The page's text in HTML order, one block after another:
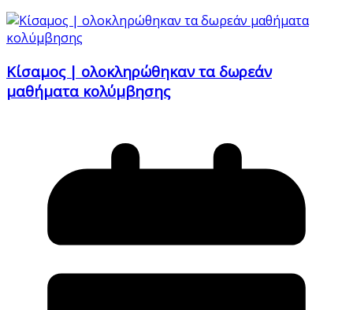
Κίσαμος | ολοκληρώθηκαν τα δωρεάν
μαθήματα κολύμβησης